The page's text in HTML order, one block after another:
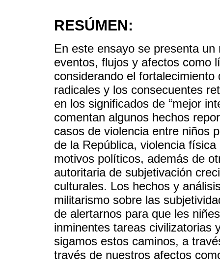
RESÚMEN:
En este ensayo se presenta
eventos, flujos y afectos como
considerando el
radicales y los consecuentes
en los significados de “mejor
comentan algunos hechos
casos de violencia entre niños
de la República, violencia
motivos políticos, además de
autoritaria de subjetivación
culturales. Los hechos y
militarismo sobre las
de alertarnos para que les
inminentes tareas civilizatorias
sigamos estos caminos, a
través de nuestros afectos